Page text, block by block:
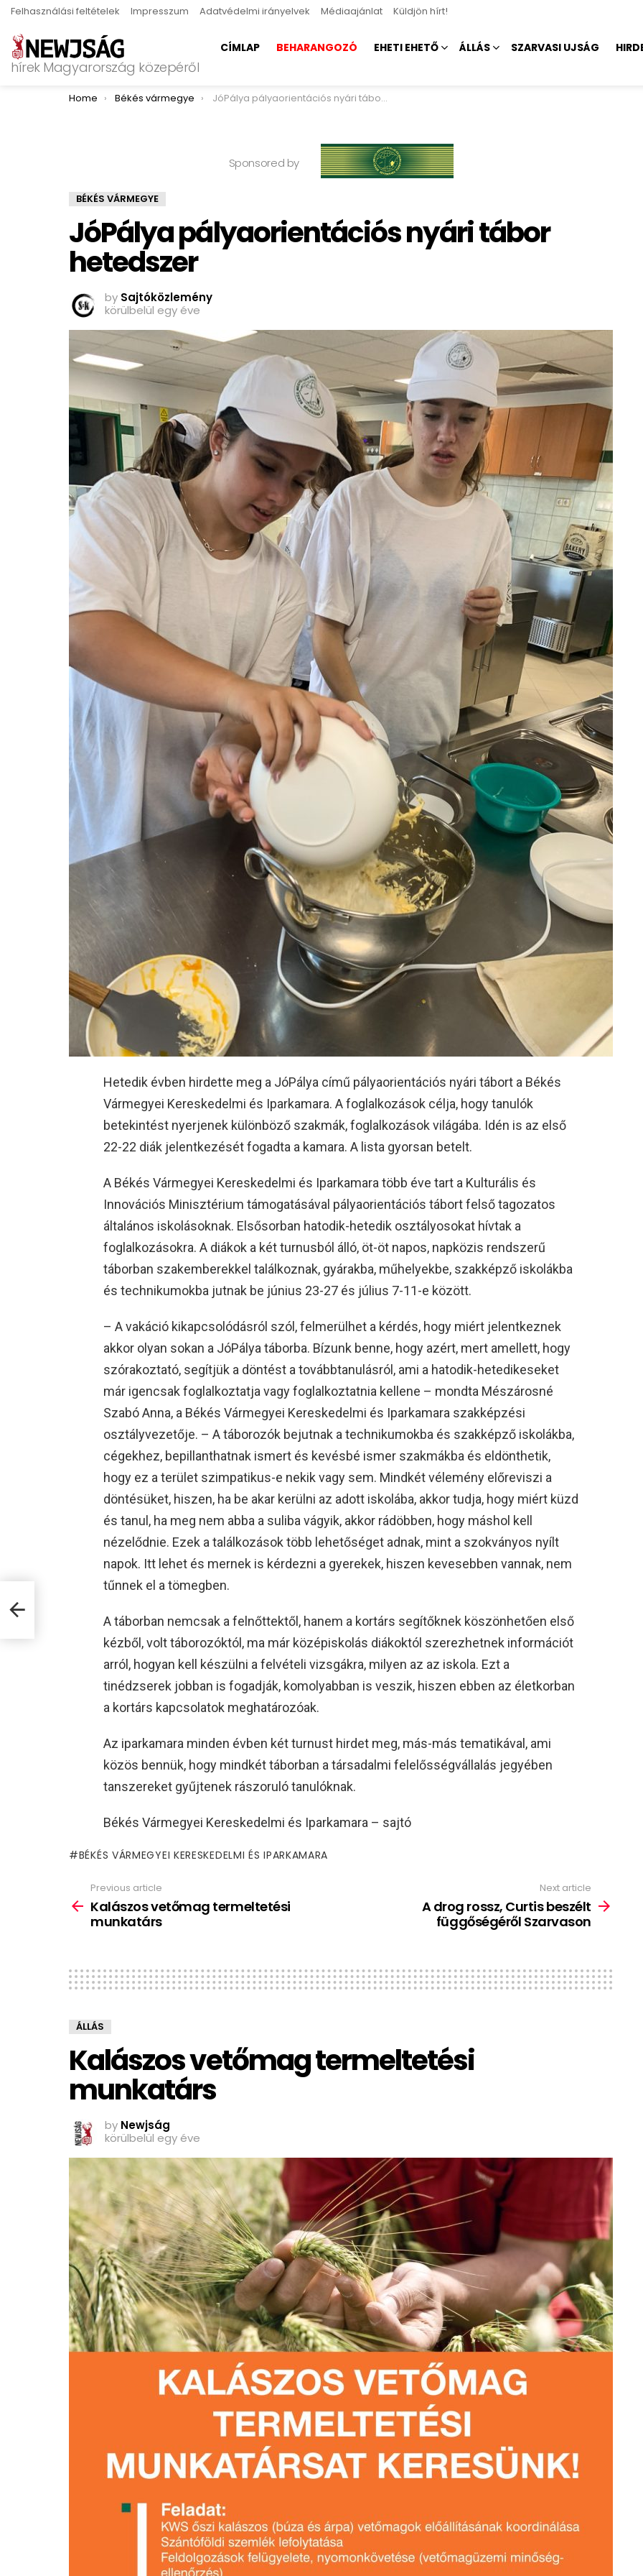
Felhasználási feltételek Impresszum Adatvédelmi irányelvek Médiaajánlat Küldjön hírt!
hírek Magyarország közepéről
CÍMLAP BEHARANGOZÓ EHETI EHETŐ ÁLLÁS SZARVASI UJSÁG
You are here:
Home Békés vármegye JóPálya pályaorientációs nyári tábor hetedszer
Sponsored by
BÉKÉS VÁRMEGYE
JóPálya pályaorientációs nyári tábor
hetedszer
by Sajtóközlemény
körülbelül egy éve
Hetedik évben hirdette meg a JóPálya című pályaorientációs nyári tábort a Békés
Vármegyei Kereskedelmi és Iparkamara. A foglalkozások célja, hogy tanulók
betekintést nyerjenek különböző szakmák, foglalkozások világába. Idén is az első
22-22 diák jelentkezését fogadta a kamara. A lista gyorsan betelt.
A Békés Vármegyei Kereskedelmi és Iparkamara több éve tart a Kulturális és
Innovációs Minisztérium támogatásával pályaorientációs tábort felső tagozatos
általános iskolásoknak. Elsősorban hatodik-hetedik osztályosokat hívtak a
foglalkozásokra. A diákok a két turnusból álló, öt-öt napos, napközis rendszerű
táborban szakemberekkel találkoznak, gyárakba, műhelyekbe, szakképző iskolákba
és technikumokba jutnak be június 23-27 és július 7-11-e között.
– A vakáció kikapcsolódásról szól, felmerülhet a kérdés, hogy miért jelentkeznek
akkor olyan sokan a JóPálya táborba. Bízunk benne, hogy azért, mert amellett, hogy
szórakoztató, segítjük a döntést a továbbtanulásról, ami a hatodik-hetedikeseket
már igencsak foglalkoztatja vagy foglalkoztatnia kellene – mondta Mészárosné
Szabó Anna, a Békés Vármegyei Kereskedelmi és Iparkamara szakképzési
osztályvezetője. – A táborozók bejutnak a technikumokba és szakképző iskolákba,
cégekhez, bepillanthatnak ismert és kevésbé ismer szakmákba és eldönthetik,
hogy ez a terület szimpatikus-e nekik vagy sem. Mindkét vélemény előreviszi a
döntésüket, hiszen, ha be akar kerülni az adott iskolába, akkor tudja, hogy miért küzd
és tanul, ha meg nem abba a suliba vágyik, akkor rádöbben, hogy máshol kell
nézelődnie. Ezek a találkozások több lehetőséget adnak, mint a szokványos nyílt
napok. Itt lehet és mernek is kérdezni a gyerekek, hiszen kevesebben vannak, nem
tűnnek el a tömegben.
A táborban nemcsak a felnőttektől, hanem a kortárs segítőknek köszönhetően első
kézből, volt táborozóktól, ma már középiskolás diákoktól szerezhetnek információt
arról, hogyan kell készülni a felvételi vizsgákra, milyen az az iskola. Ezt a
tinédzserek jobban is fogadják, komolyabban is veszik, hiszen ebben az életkorban
a kortárs kapcsolatok meghatározóak.
Az iparkamara minden évben két turnust hirdet meg, más-más tematikával, ami
közös bennük, hogy mindkét táborban a társadalmi felelősségvállalás jegyében
tanszereket gyűjtenek rászoruló tanulóknak.
Békés Vármegyei Kereskedelmi és Iparkamara – sajtó
BÉKÉS VÁRMEGYEI KERESKEDELMI ÉS IPARKAMARA
more
Previous article
Kalászos vetőmag termeltetési
munkatárs
Next article
A drog rossz, Curtis beszélt
függőségéről Szarvason
ÁLLÁS
Kalászos vetőmag termeltetési
munkatárs
by Newjság
körülbelül egy éve